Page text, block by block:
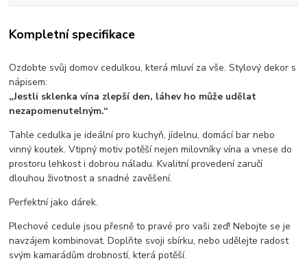
Kompletní specifikace
Ozdobte svůj domov cedulkou, která mluví za vše. Stylový dekor s
nápisem:
„Jestli sklenka vína zlepší den, láhev ho může udělat
nezapomenutelným.“
Tahle cedulka je ideální pro kuchyň, jídelnu, domácí bar nebo
vinný koutek. Vtipný motiv potěší nejen milovníky vína a vnese do
prostoru lehkost i dobrou náladu. Kvalitní provedení zaručí
dlouhou životnost a snadné zavěšení.
Perfektní jako dárek.
Plechové cedule jsou přesně to pravé pro vaši zeď! Nebojte se je
navzájem kombinovat. Doplňte svoji sbírku, nebo udělejte radost
svým kamarádům drobností, která potěší.